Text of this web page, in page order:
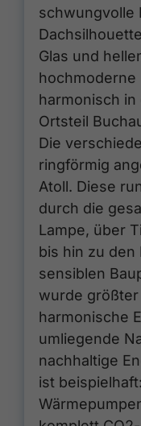
schwungvolle
Glas und
hochmoderne
harmonisch
Ortsteil
Die
ringförmig
Atoll. Diese
durch die
Lampe, über
bis hin zu
sensiblen
wurde
harmonische
umliegende
nachhaltige
ist